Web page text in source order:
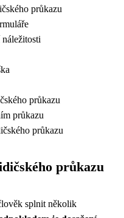
průkazu
průkazu
průkazu
průkazu
průkazu
splnit několik